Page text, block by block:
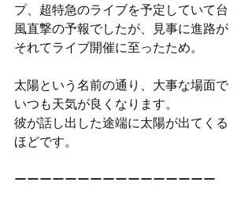
プ、超特急のライブを予定していて台
風直撃の予報でしたが、見事に進路が
それてライブ開催に至ったため。
太陽という名前の通り、大事な場面で
いつも天気が良くなります。
彼が話し出した途端に太陽が出てくる
ほどです。
ーーーーーーーーーーーーーーーー